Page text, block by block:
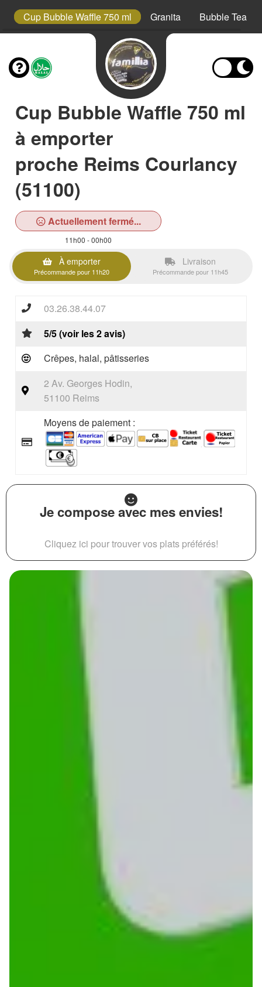
Cup Bubble Waffle 750 ml Granita Bubble Tea
Cup Bubble Waffle 750 ml
à emporter
proche Reims Courlancy
(51100)
Actuellement fermé...
11h00 - 00h00
À emporter
Précommande pour 11h20
Livraison
Précommande pour 11h45
03.26.38.44.07
5/5 (voir les 2 avis)
Crêpes, halal, pâtisseries
2 Av. Georges Hodin,
51100 Reims
Moyens de paiement :
Je compose avec mes envies!
Cliquez ici pour trouver vos plats préférés!